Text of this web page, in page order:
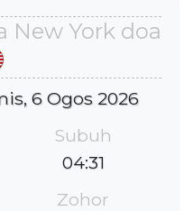
New York doa
6 Ogos 2026
Subuh
04:31
Zohor